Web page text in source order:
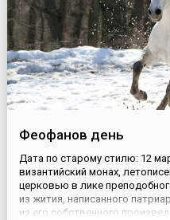
Феофанов день
Дата по старому стилю: 12
византийский монах,
церковью в лике
из жития, написанного
из его собственного